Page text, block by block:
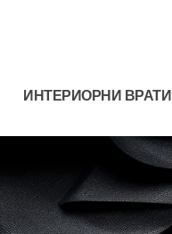
ИНТЕРИОРНИ ВРАТИ